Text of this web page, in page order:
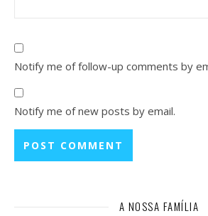
Notify me of follow-up comments by
Notify me of new posts by email.
A NOSSA FAMÍLIA